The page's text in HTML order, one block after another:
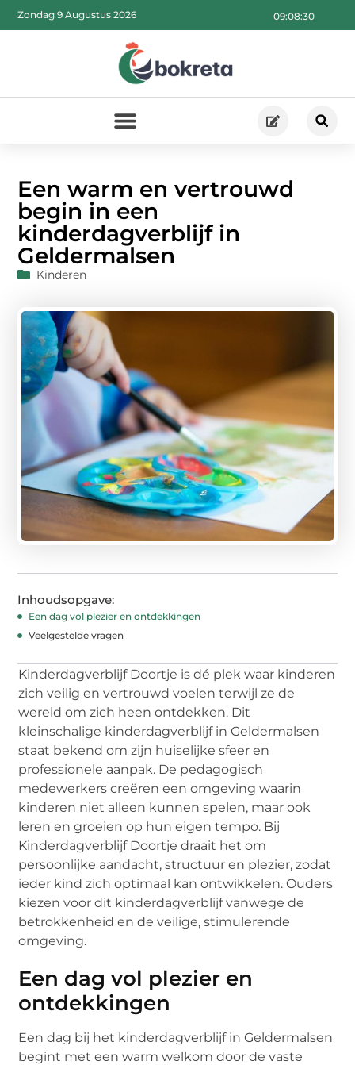
09:08:31
Zondag 9 Augustus 2026
Een warm en vertrouwd
begin in een
kinderdagverblijf in
Geldermalsen
Kinderen
Inhoudsopgave:
Een dag vol plezier en ontdekkingen
Veelgestelde vragen
Kinderdagverblijf Doortje is dé plek waar kinderen
zich veilig en vertrouwd voelen terwijl ze de
wereld om zich heen ontdekken. Dit
kleinschalige kinderdagverblijf in Geldermalsen
staat bekend om zijn huiselijke sfeer en
professionele aanpak. De pedagogisch
medewerkers creëren een omgeving waarin
kinderen niet alleen kunnen spelen, maar ook
leren en groeien op hun eigen tempo. Bij
Kinderdagverblijf Doortje draait het om
persoonlijke aandacht, structuur en plezier, zodat
ieder kind zich optimaal kan ontwikkelen. Ouders
kiezen voor dit kinderdagverblijf vanwege de
betrokkenheid en de veilige, stimulerende
omgeving.
Een dag vol plezier en
ontdekkingen
Een dag bij het kinderdagverblijf in Geldermalsen
begint met een warm welkom door de vaste